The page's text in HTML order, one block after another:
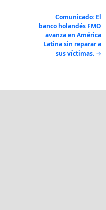
Comunicado: El
banco holandés FMO
avanza en América
Latina sin reparar a
sus víctimas.